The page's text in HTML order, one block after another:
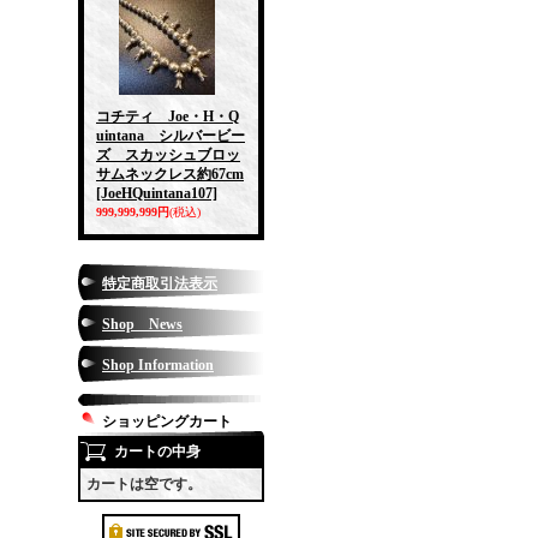
コチティ Joe・H・Q
uintana シルバービー
ズ スカッシュブロッ
サムネックレス約67cm
[JoeHQuintana107]
999,999,999円(税込)
特定商取引法表示
Shop News
Shop Information
ショッピングカート
カートの中身
カートは空です。